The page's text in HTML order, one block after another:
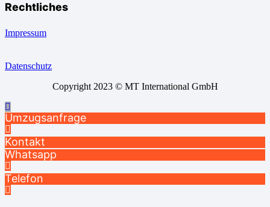
Rechtliches
Impressum
Datenschutz
Copyright 2023 © MT International GmbH
Umzugsanfrage
Kontakt
Whatsapp
Telefon